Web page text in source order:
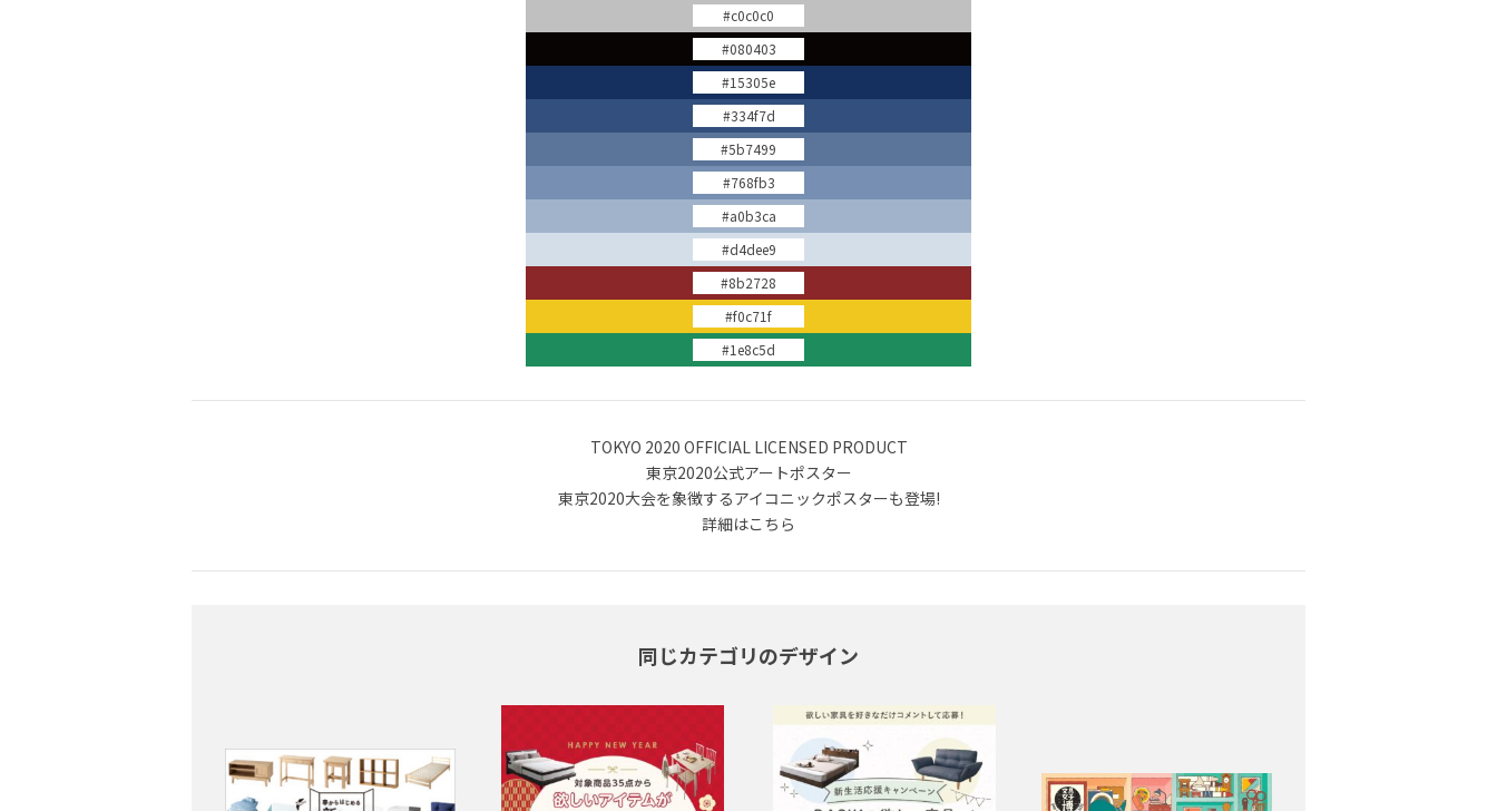
#c0c0c0
#080403
#15305e
#334f7d
#5b7499
#768fb3
#a0b3ca
#d4dee9
#8b2728
#f0c71f
#1e8c5d
TOKYO 2020 OFFICIAL LICENSED PRODUCT
東京2020公式アートポスター
東京2020大会を象徴するアイコニックポスターも登場!
詳細はこちら
同じカテゴリのデザイン